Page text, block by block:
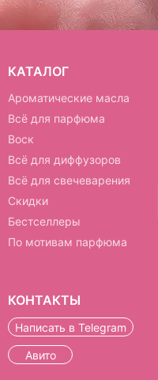
КАТАЛОГ
КОНТАКТЫ
Ароматические масла
Всё для парфюма
Воск
Скидки
Бестселлеры
По мотивам парфюма
Всё для диффузоров
Всё для свечеварения
Написать в Telegram
Авито